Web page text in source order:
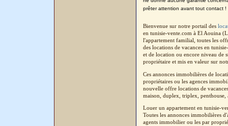
prêter attention avant tout contact !
Bienvenue sur notre portail des
en tunisie-vente.com à El Aouina
l'appartement familial, toutes les
des locations de vacances en
et de location ou encore niveau de
propriétaire et mis en valeur sur
Ces annonces immobilières de
propriétaires ou les agences
nouvelle offre locations de
maison, duplex, triplex, penthouse,
Louer un appartement en tunisie-
Toutes les annonces immobilières
agents immobilier ou les par